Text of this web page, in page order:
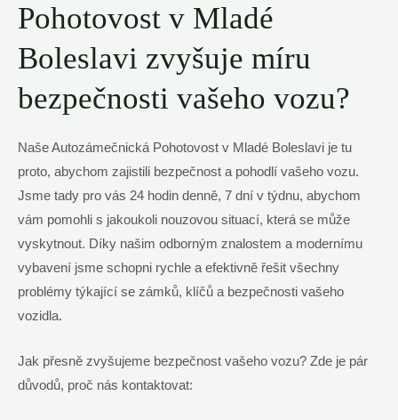
Pohotovost v Mladé
Boleslavi zvyšuje míru
bezpečnosti vašeho vozu?
Naše Autozámečnická Pohotovost v Mladé Boleslavi je tu
proto, abychom zajistili bezpečnost a pohodlí vašeho vozu.
Jsme tady pro vás 24 hodin denně, 7 dní v týdnu, abychom
vám pomohli s jakoukoli nouzovou situací, která se může
vyskytnout. Díky našim odborným znalostem a modernímu
vybavení jsme schopni rychle a efektivně řešit všechny
problémy týkající se zámků, klíčů a bezpečnosti vašeho
vozidla.
Jak přesně zvyšujeme bezpečnost vašeho vozu? Zde je pár
důvodů, proč nás kontaktovat: